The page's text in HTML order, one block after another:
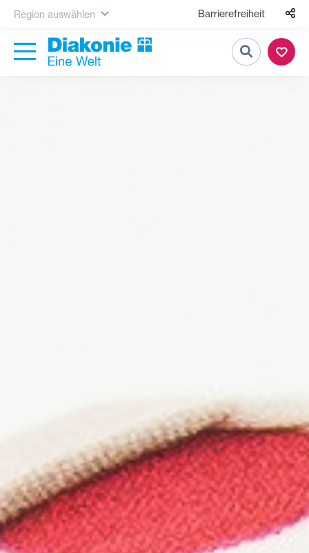
Region auswählen Barrierefreiheit
Suche